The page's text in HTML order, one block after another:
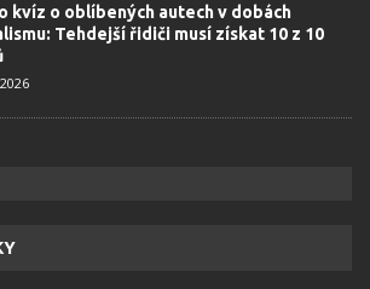
kvíz o oblíbených autech v dobách
Tehdejší řidiči musí získat 10 z 10